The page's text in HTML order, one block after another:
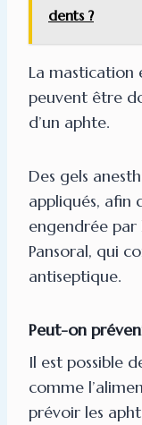
dents ?
La mastication
peuvent être
d’un aphte.
Des gels
appliqués, afin
engendrée par
Pansoral, qui
antiseptique.
Peut-on
Il est possible
comme
prévoir les